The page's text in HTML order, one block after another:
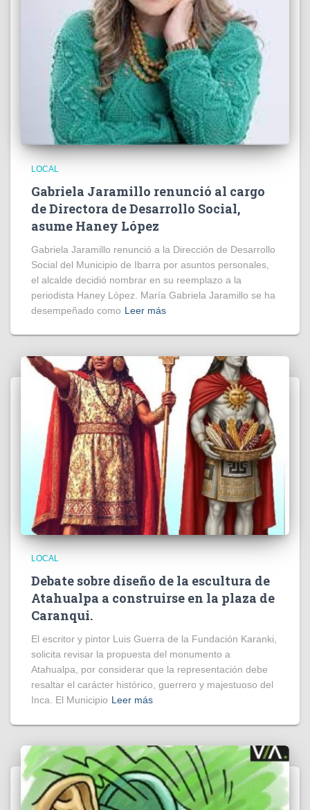
LOCAL
Gabriela Jaramillo renunció al cargo
de Directora de Desarrollo Social,
asume Haney López
Gabriela Jaramillo renunció a la Dirección de Desarrollo
Social del Municipio de Ibarra por asuntos personales,
el alcalde decidió nombrar en su reemplazo a la
periodista Haney López. María Gabriela Jaramillo se ha
desempeñado como Leer más
LOCAL
Debate sobre diseño de la escultura de
Atahualpa a construirse en la plaza de
Caranqui.
El escritor y pintor Luis Guerra de la Fundación Karanki,
solicita revisar la propuesta del monumento a
Atahualpa, por considerar que la representación debe
resaltar el carácter histórico, guerrero y majestuoso del
Inca. El Municipio Leer más